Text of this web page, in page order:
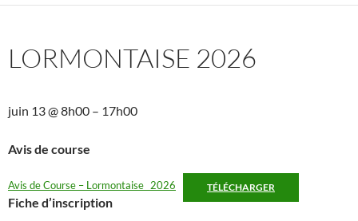
LORMONTAISE 2026
juin 13@8h00 – 17h00
Avis de course
Avis de Course – Lormontaise_ 2026 TÉLÉCHARGER
Fiche d’inscription